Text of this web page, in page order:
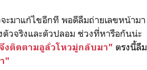
ะมาแก้ไขอีกที พอดีลืมถ่ายเลขหน้ามา
วจริงและตัวปลอม ช่วงที่หารือกันน่ะ
งติดตามอูลั่วโหวมู่กลับมา" ตรงนี้ลืม
"